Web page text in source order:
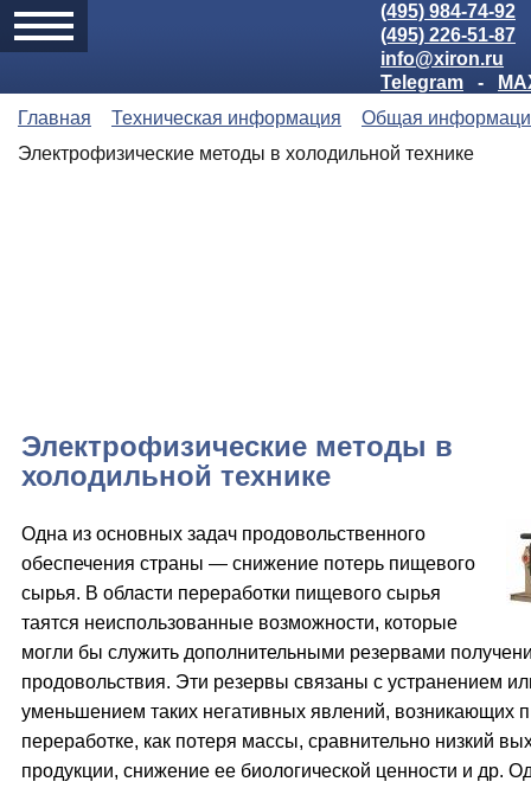
(495) 984-74-92
(495) 226-51-87
info@xiron.ru
Telegram
-
Главная
Техническая информация
Общая
Электрофизические методы в холодильной технике
Электрофизические методы в
холодильной технике
Одна из основных задач продовольственного
обеспечения страны — снижение потерь пищевого
сырья. В области переработки пищевого сырья
таятся неиспользованные возможности, которые
могли бы служить дополнительными резервами
продовольствия. Эти резервы связаны с устранением
уменьшением таких негативных явлений, возникающих
переработке, как потеря массы, сравнительно низкий
продукции, снижение ее биологической ценности и др.